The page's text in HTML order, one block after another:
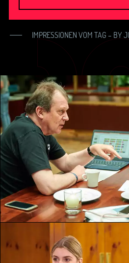
IMPRESSIONEN VOM TAG – BY